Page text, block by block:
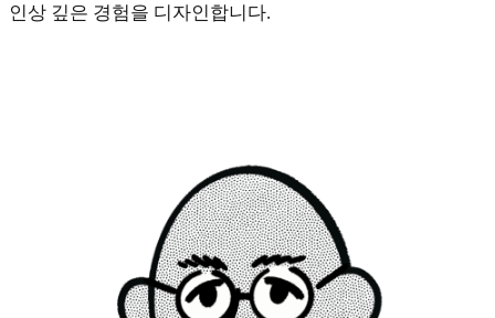
인상 깊은 경험을 디자인합니다.